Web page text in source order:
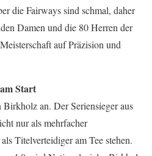
die Fairways sind schmal, daher
Damen und die 80 Herren der
auf Präzision und
Start
an. Der Seriensieger aus
nur als mehrfacher
Titelverteidiger am Tee stehen.